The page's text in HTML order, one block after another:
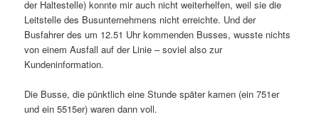
der Haltestelle) konnte mir auch nicht weiterhelfen, weil sie die
Leitstelle des Busunternehmens nicht erreichte. Und der
Busfahrer des um 12.51 Uhr kommenden Busses, wusste nichts
von einem Ausfall auf der Linie – soviel also zur
Kundeninformation.
Die Busse, die pünktlich eine Stunde später kamen (ein 751er
und ein 5515er) waren dann voll.